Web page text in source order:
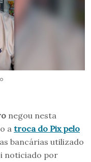
negou nesta
a troca do Pix pelo
bancárias utilizado
noticiado por